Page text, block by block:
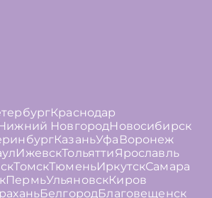
Краснодар
НовгородНовосибирск
КазаньУфа Воронеж
ИжевскТольяттиЯрославль
ТомскТюменьИркутскСамара
ПермьУльяновскКиров
БелгородБлаговещенск